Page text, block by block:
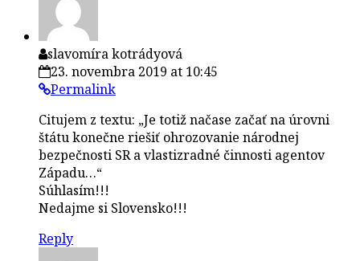
slavomíra kotrádyová
23. novembra 2019 at 10:45
Permalink
Citujem z textu: „Je totiž načase začať na úrovni
štátu konečne riešiť ohrozovanie národnej
bezpečnosti SR a vlastizradné činnosti agentov
Západu…“
Súhlasím!!!
Nedajme si Slovensko!!!
Reply